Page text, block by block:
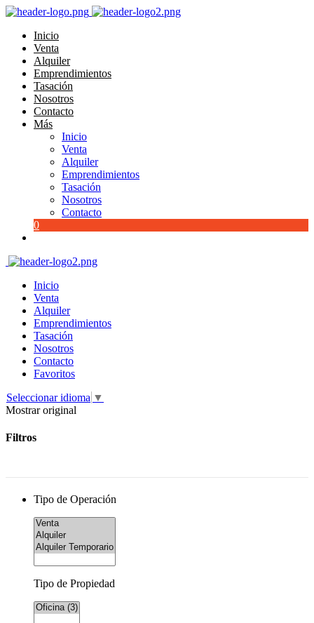
Inicio
Venta
Alquiler
Emprendimientos
Tasación
Nosotros
Contacto
Más
Inicio
Venta
Alquiler
Emprendimientos
Tasación
Nosotros
Contacto
0
Inicio
Venta
Alquiler
Emprendimientos
Tasación
Nosotros
Contacto
Favoritos
Seleccionar idioma ▼
Mostrar original
Filtros
Tipo de Operación
Tipo de Propiedad